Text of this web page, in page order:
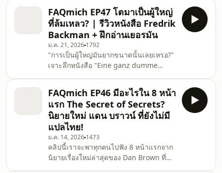
"Eine Nebensache" (Minor Detail) ผล
งานของ Adania Shibli นักเขียนหญิงชาว
ปาเลสไตน์ผู้ใช้ภาษาพรรณนาความเงียบ
และความรุนแรงได้อย่างเยือกเย็น 00:36
แนะนำ Adania Shibli: นักเขียนหญิง
ปาเลสไตน์ 07:49 หนังสือแนะนำเพิ่มเติม
Orientalism - Edward Said 09:47 ควาน
หาประโยคที่ชอบ 13:18 ฝึกอ
FAQmich EP47 โตมาเป็นผู้ใหญ่
ที่ล้มเหลว? | รีวิวหนังสือ Fredrik
Backman + ฝึกอ่านเยอรมัน
ม.ค. 21, 2026 1792
"การเป็นผู้ใหญ่มันยากขนาดนั้นเลยเหรอ?"
เจาะลึกหนังสือ "Eine ganz dumme
People) ผลงานของ Fredrik Backman ที่
ตีแผ่ความจริงของการเป็นมนุษย์ในโลก
ปัจจุบันได้เจ็บแสบและอบอุ่นที่สุดเล่มหนึ่ง
01:03 รีวิวเนื้อหา: เราทุกคนคือไอ้เง่า
(Idioten) ในสายตาคนอื่นจริงไหม? 17:21
ประโยคที่ชอบในหนังสือเล่มนี้ 23:59 เล่มนี้
เหมาะกับใครบ้าง? 25:04 ฝึกอ่านภาษา
เยอรมัน พร้อม subti
FAQmich EP46 มีอะไรใน 8 หน้า
แรก The Secret of Secrets?
นิยายใหม่ แดน บราวน์ ที่ยังไม่มี
แปลไทย!
ม.ค. 14, 2026 1473
คลิปนี้เราจะพาทุกคนไปฟัง 8 หน้าแรกจาก
นิยายเรื่องใหม่ล่าสุดของ Dan Brown ที่ชื่อ